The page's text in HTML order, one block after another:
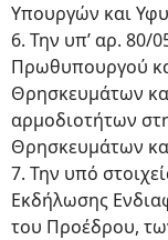
Υπουργών και
6. Την υπ’ αρ. 80/
Πρωθυπουργού
Θρησκευμάτων
αρμοδιοτήτων
Θρησκευμάτων
7. Την υπό
Εκδήλωσης
του Προέδρου,